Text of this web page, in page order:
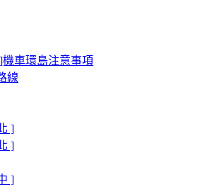
車環島注意事項
線
]
]
]